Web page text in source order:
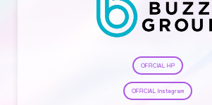
OFFICIAL HP
OFFICIAL Instagram